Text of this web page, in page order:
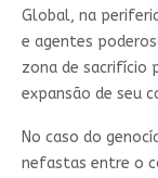
Global, na
e agentes
zona de sacrifício
expansão de seu
No caso do
nefastas entre o